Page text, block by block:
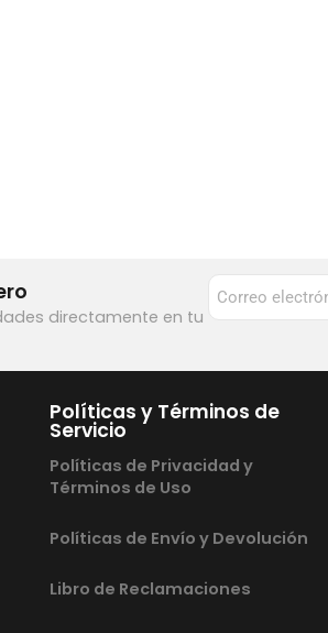
directamente en tu
Políticas y Términos de
Servicio
Políticas de Privacidad y
Términos de Uso
Políticas de Envío y Devolución
Libro de Reclamaciones